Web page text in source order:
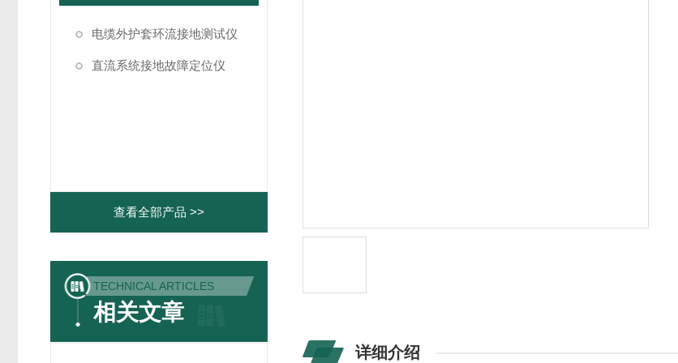
电缆外护套环流接地测试仪
直流系统接地故障定位仪
查看全部产品 >>
TECHNICAL ARTICLES
相关文章
详细介绍